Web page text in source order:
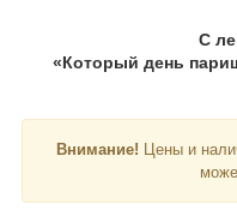
С
«Который день
Внимание! Цены и